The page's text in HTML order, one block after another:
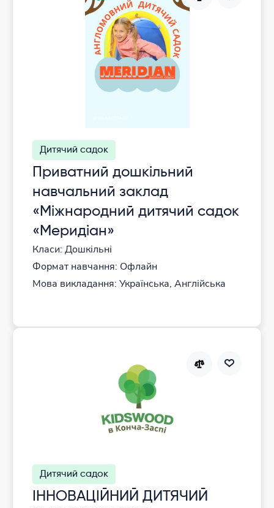
Дитячий садок
Приватний дошкільний
навчальний заклад
«Міжнародний дитячий садок
«Меридіан»
Класи: Дошкільні
Формат навчання: Офлайн
Мова викладання: Українська, Англійська
Дитячий садок
ІННОВАЦІЙНИЙ ДИТЯЧИЙ